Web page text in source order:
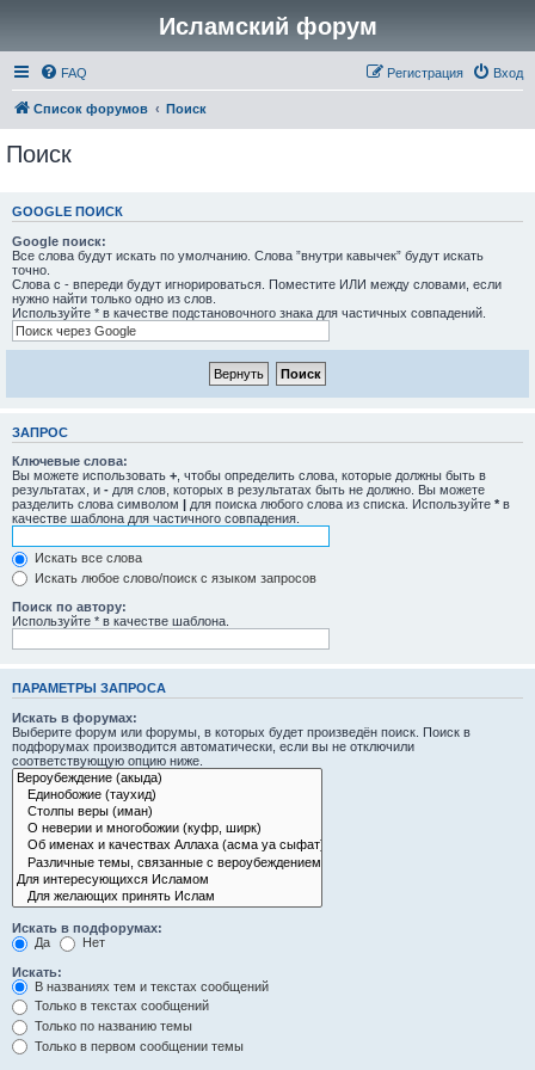
Исламский форум
FAQ Вход
Регистрация
Список форумов Поиск
Поиск
GOOGLE ПОИСК
Google поиск:
Все слова будут искать по умолчанию. Слова ”внутри кавычек” будут искать
точно.
Слова с - впереди будут игнорироваться. Поместите ИЛИ между словами, если
нужно найти только одно из слов.
Используйте * в качестве подстановочного знака для частичных совпадений.
ЗАПРОС
Ключевые слова:
Вы можете использовать + , чтобы определить слова, которые должны быть в
результатах, и - для слов, которых в результатах быть не должно. Вы можете
разделить слова символом | для поиска любого слова из списка. Используйте * в
качестве шаблона для частичного совпадения.
Искать все слова
Искать любое слово/поиск с языком запросов
Поиск по автору:
Используйте * в качестве шаблона.
ПАРАМЕТРЫ ЗАПРОСА
Искать в форумах:
Выберите форум или форумы, в которых будет произведён поиск. Поиск в
подфорумах производится автоматически, если вы не отключили
соответствующую опцию ниже.
Искать в подфорумах:
Да
Нет
Искать:
В названиях тем и текстах сообщений
Только в текстах сообщений
Только по названию темы
Только в первом сообщении темы